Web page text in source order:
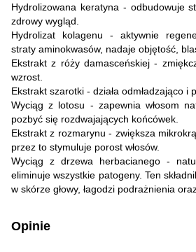
Hydrolizowana keratyna - odbudowuje
zdrowy wygląd.
Hydrolizat kolagenu - aktywnie
straty aminokwasów, nadaje objętość,
Ekstrakt z róży damasceńskiej -
wzrost.
Ekstrakt szarotki - działa odmładzająco i
Wyciąg z lotosu - zapewnia włosom
pozbyć się rozdwajających końcówek.
Ekstrakt z rozmarynu - zwiększa
przez to stymuluje porost włosów.
Wyciąg z drzewa herbacianego -
eliminuje wszystkie patogeny. Ten
w skórze głowy, łagodzi podrażnienia
Opinie